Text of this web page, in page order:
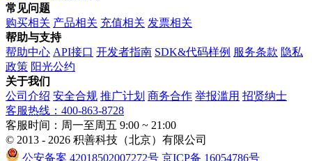
常见问题
购买相关 产品相关 充值相关 发票相关
帮助与支持
帮助中心 API接口 开发者指南 SDK&代码样例 服务条款 隐私
政策 阳光公约
关于我们
公司介绍 安全合规 推广计划 商务合作 举报滥用 招贤纳士
客服热线：400-863-8728
客服时间：周一至周五 9:00 ~ 21:00
© 2013 - 2026 积善科技（北京）有限公司
公安备案 42018502007272号 京ICP备 16054786号